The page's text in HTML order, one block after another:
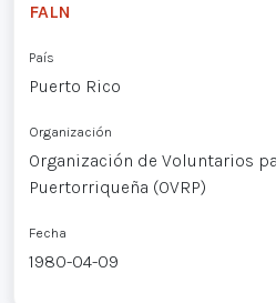
FALN
País
Puerto Rico
Organización
Organización de Voluntarios
Puertorriqueña (OVRP)
Fecha
1980-04-09